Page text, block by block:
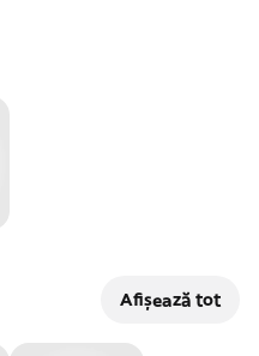
Afișează tot